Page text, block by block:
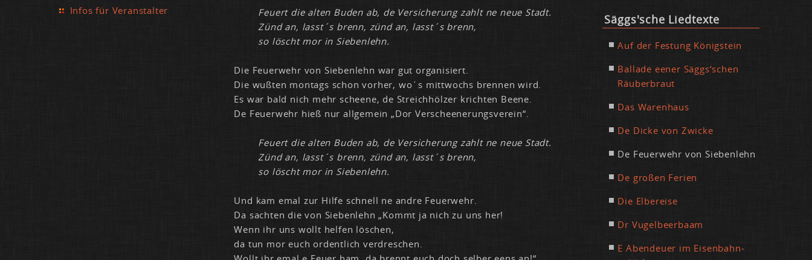
Infos für Veranstalter
Feu­ert die al­ten Bu­den ab, de Ver­si­che­rung zahlt ne neue Stadt.
Zünd an, lasst´s brenn, zünd an, lasst´s brenn,
so löscht mor in Sie­ben­lehn.
Die Feu­er­wehr von Sie­ben­lehn war gut or­ga­ni­siert.
Die wu­ß­ten mon­tags schon vor­her, wo´s mitt­wochs bren­nen wird.
Es war bald nich mehr schee­ne, de Streich­höl­zer krich­ten Bee­ne.
De Feu­er­wehr hieß nur all­ge­mein „Dor Ver­sche­ene­rungs­ver­ein“.
Feu­ert die al­ten Bu­den ab, de Ver­si­che­rung zahlt ne neue Stadt.
Zünd an, lasst´s brenn, zünd an, lasst´s brenn,
so löscht mor in Sie­ben­lehn.
Und kam emal zur Hil­fe schnell ne and­re Feu­er­wehr.
Da sach­ten die von Sie­ben­lehn „Kommt ja nich zu uns her!
Wenn ihr uns wollt hel­fen lö­schen,
da tun mor euch or­dent­lich ver­dre­schen.
Säggs'sche Lied­tex­te
Auf der Fes­tung Kö­nig­stein
Bal­la­de ee­ner Säggs‘schen
Räu­ber­braut
Das Wa­ren­haus
De Di­cke von Zwi­cke
De Feu­er­wehr von Sie­ben­lehn
De gro­ßen Fe­ri­en
Die El­be­rei­se
Dr Vu­gel­beer­baam
E Aben­d­eu­er im Ei­sen­bahn­